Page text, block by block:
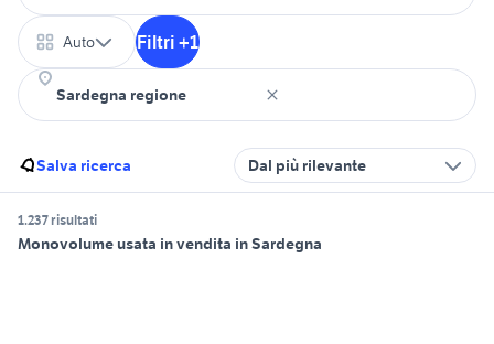
Auto Filtri +1
Salva ricerca Dal più rilevante
1.237 risultati
Monovolume usata in vendita in Sardegna